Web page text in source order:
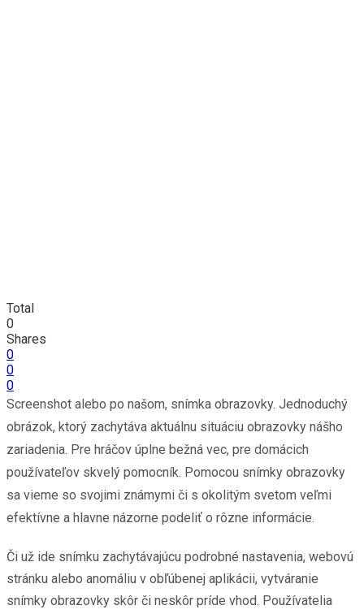
Total
0
Shares
0
0
0
Screenshot alebo po našom, snímka obrazovky. Jednoduchý
obrázok, ktorý zachytáva aktuálnu situáciu obrazovky nášho
zariadenia. Pre hráčov úplne bežná vec, pre domácich
používateľov skvelý pomocník. Pomocou snímky obrazovky
sa vieme so svojimi známymi či s okolitým svetom veľmi
efektívne a hlavne názorne podeliť o rôzne informácie.
Či už ide snímku zachytávajúcu podrobné nastavenia, webovú
stránku alebo anomáliu v obľúbenej aplikácii, vytváranie
snímky obrazovky skôr či neskôr príde vhod. Používatelia